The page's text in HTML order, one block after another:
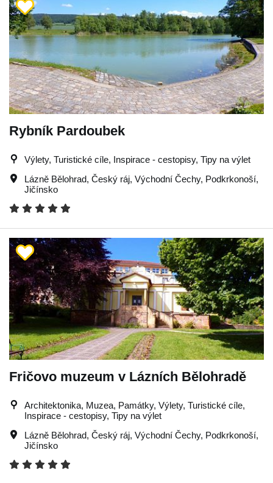
Rybník Pardoubek
Výlety, Turistické cíle, Inspirace - cestopisy, Tipy na výlet
Lázně Bělohrad, Český ráj, Východní Čechy, Podkrkonoší,
Jičínsko
Fričovo muzeum v Lázních Bělohradě
Architektonika, Muzea, Památky, Výlety, Turistické cíle,
Inspirace - cestopisy, Tipy na výlet
Lázně Bělohrad, Český ráj, Východní Čechy, Podkrkonoší,
Jičínsko